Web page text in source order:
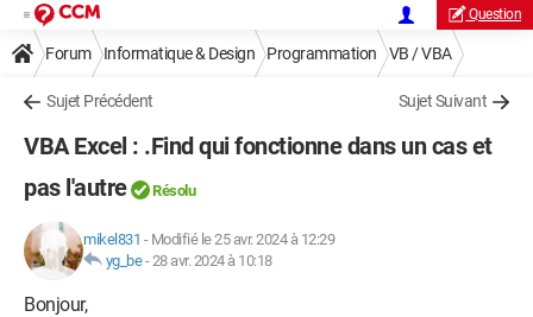
Question
Forum Informatique & Design Programmation VB / VBA
Sujet Précédent Sujet Suivant
VBA Excel : .Find qui fonctionne dans un cas et
pas l'autre
Résolu
mikel831 - Modifié le 25 avr. 2024 à 12:29
yg_be-28 avr. 2024 à 10:18
Bonjour,